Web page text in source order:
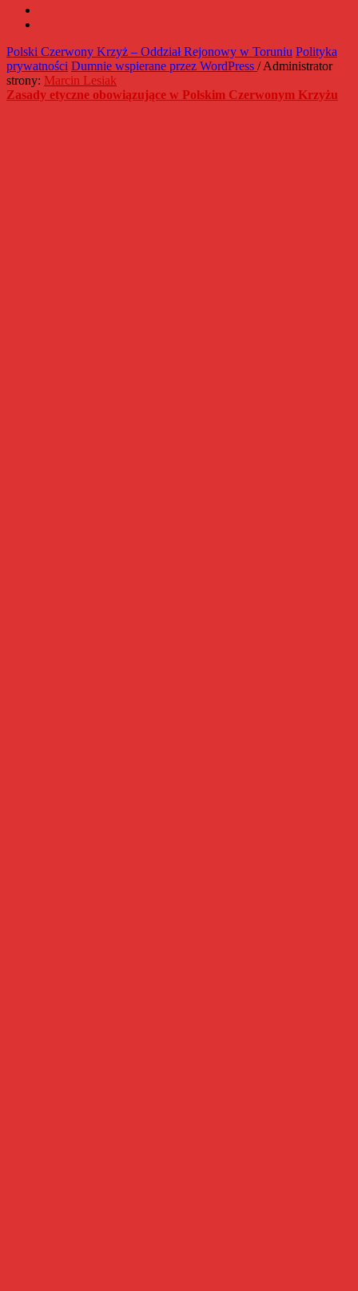
Polski Czerwony Krzyż – Oddział Rejonowy w Toruniu Polityka
prywatności Dumnie wspierane przez WordPress / Administrator
strony: Marcin Lesiak
Zasady etyczne obowiązujące w Polskim Czerwonym Krzyżu